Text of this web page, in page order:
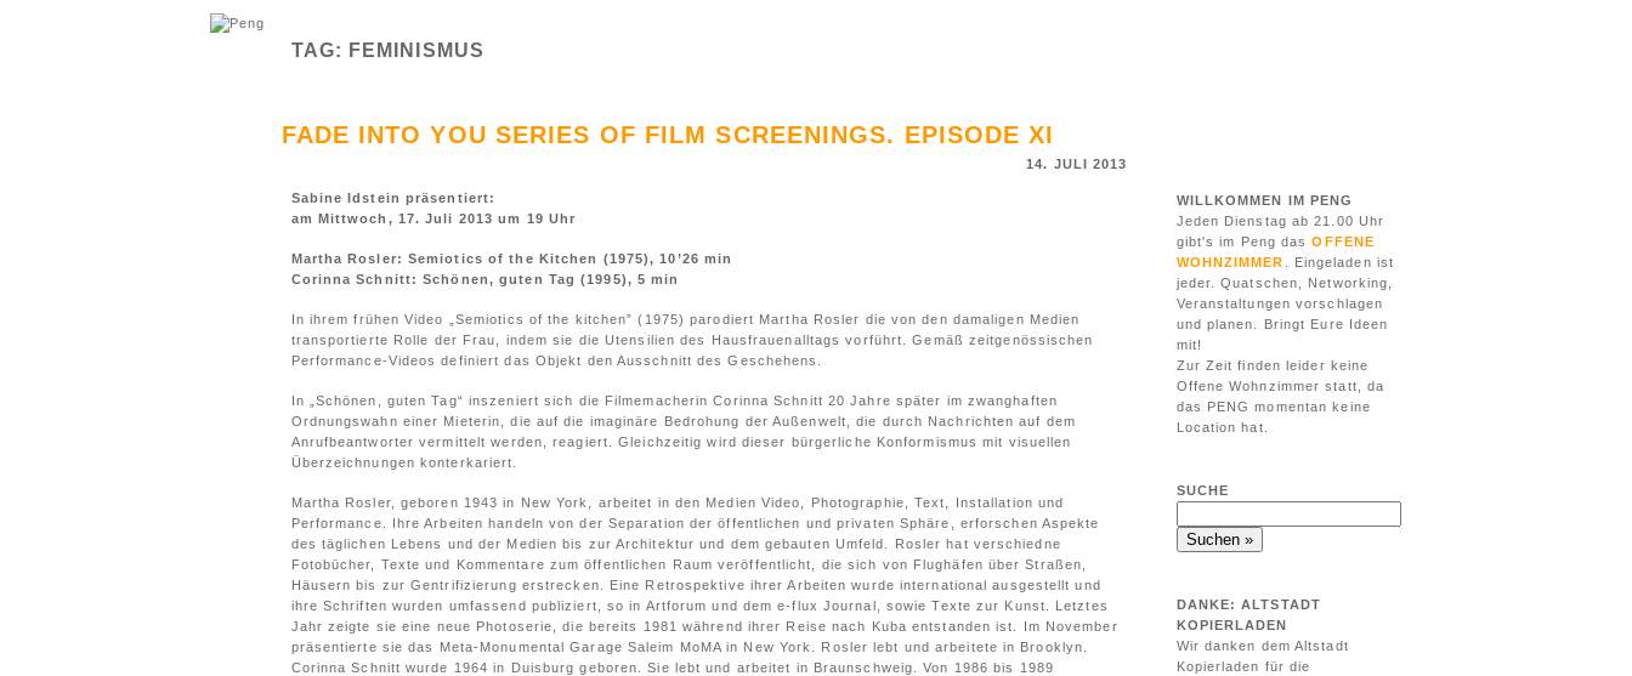
TAG: FEMINISMUS
FADE INTO YOU SERIES OF FILM SCREENINGS. EPISODE XI
14. JULI 2013
Sabine Idstein präsentiert:
am Mittwoch, 17. Juli 2013 um 19 Uhr
Martha Rosler: Semiotics of the Kitchen (1975), 10’26 min
Corinna Schnitt: Schönen, guten Tag (1995), 5 min
In ihrem frühen Video „Semiotics of the kitchen” (1975) parodiert Martha Rosler die von den damaligen Medien
transportierte Rolle der Frau, indem sie die Utensilien des Hausfrauenalltags vorführt. Gemäß zeitgenössischen
Performance-Videos definiert das Objekt den Ausschnitt des Geschehens.
In „Schönen, guten Tag“ inszeniert sich die Filmemacherin Corinna Schnitt 20 Jahre später im zwanghaften
Ordnungswahn einer Mieterin, die auf die imaginäre Bedrohung der Außenwelt, die durch Nachrichten auf dem
Anrufbeantworter vermittelt werden, reagiert. Gleichzeitig wird dieser bürgerliche Konformismus mit visuellen
Überzeichnungen konterkariert.
Martha Rosler, geboren 1943 in New York, arbeitet in den Medien Video, Photographie, Text, Installation und
Performance. Ihre Arbeiten handeln von der Separation der öffentlichen und privaten Sphäre, erforschen Aspekte
des täglichen Lebens und der Medien bis zur Architektur und dem gebauten Umfeld. Rosler hat verschiedne
Fotobücher, Texte und Kommentare zum öffentlichen Raum veröffentlicht, die sich von Flughäfen über Straßen,
Häusern bis zur Gentrifizierung erstrecken. Eine Retrospektive ihrer Arbeiten wurde international ausgestellt und
ihre Schriften wurden umfassend publiziert, so in Artforum und dem e-flux Journal, sowie Texte zur Kunst. Letztes
Jahr zeigte sie eine neue Photoserie, die bereits 1981 während ihrer Reise nach Kuba entstanden ist. Im November
präsentierte sie das Meta-Monumental Garage Saleim MoMA in New York. Rosler lebt und arbeitete in Brooklyn.
Corinna Schnitt wurde 1964 in Duisburg geboren. Sie lebt und arbeitet in Braunschweig. Von 1986 bis 1989
WILLKOMMEN IM PENG
Jeden Dienstag ab 21.00 Uhr
gibt's im Peng dasOFFENE
WOHNZIMMER
. Eingeladen ist
jeder. Quatschen, Networking,
Veranstaltungen vorschlagen
und planen. Bringt Eure Ideen
mit!
Zur Zeit finden leider keine
Offene Wohnzimmer statt, da
das PENG momentan keine
Location hat.
SUCHE
DANKE: ALTSTADT
KOPIERLADEN
Wir danken dem Altstadt
Kopierladen für die